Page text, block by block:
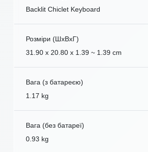
Backlit Chiclet Keyboard
Розміри (ШxВxГ)
31.90 x 20.80 x 1.39 ~ 1.39 cm
Вага (з батареєю)
1.17 kg
Вага (без батареї)
0.93 kg